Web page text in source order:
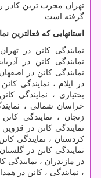
تهران مجرب ترین کادر
گرفته است.
استانهایی که فعالترین
نمایندگی کانن در
نمایندگی کانن در
نمایندگی کانن در
در ایلام ، نمایندگی
بختیاری ، نمایندگی
خراسان شمالی ،
زنجان ، نمایندگی
نمایندگی کانن در قزوین
کردستان ، نمایندگی
نمایندگی کانن در
در مازندران ، نمایندگی
، نمایندگی ، کانن در